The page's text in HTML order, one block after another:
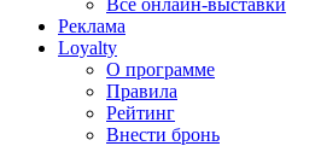
Все онлайн-выставки
Реклама
Loyalty
О программе
Правила
Рейтинг
Внести бронь